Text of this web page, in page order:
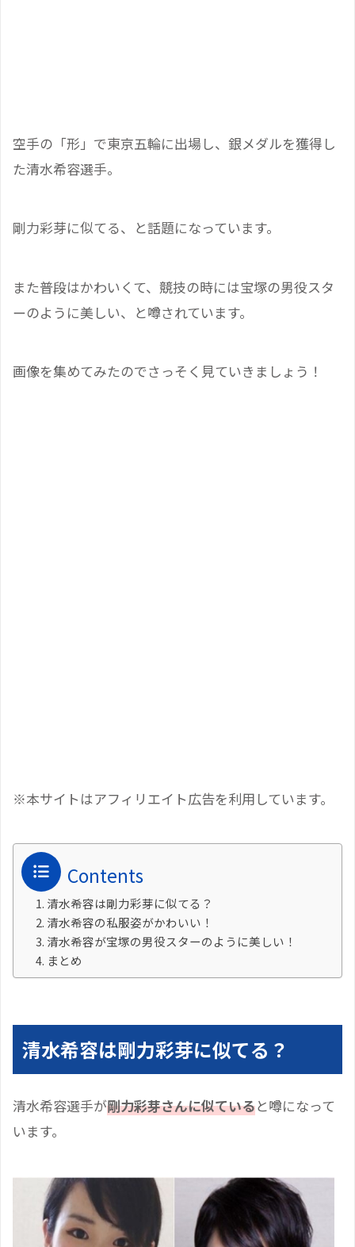
空手の「形」で東京五輪に出場し、銀メダルを獲得し
た清水希容選手。
剛力彩芽に似てる、と話題になっています。
また普段はかわいくて、競技の時には宝塚の男役スタ
ーのように美しい、と噂されています。
画像を集めてみたのでさっそく見ていきましょう！
※本サイトはアフィリエイト広告を利用しています。
Contents
清水希容は剛力彩芽に似てる？
清水希容の私服姿がかわいい！
清水希容が宝塚の男役スターのように美しい！
まとめ
清水希容は剛力彩芽に似てる？
清水希容選手が剛力彩芽さんに似ていると噂になって
います。